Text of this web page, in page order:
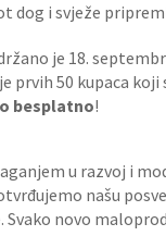
dog i svježe
je 18.
prvih 50 kupaca koji
besplatno!
u razvoj i
našu
Svako novo